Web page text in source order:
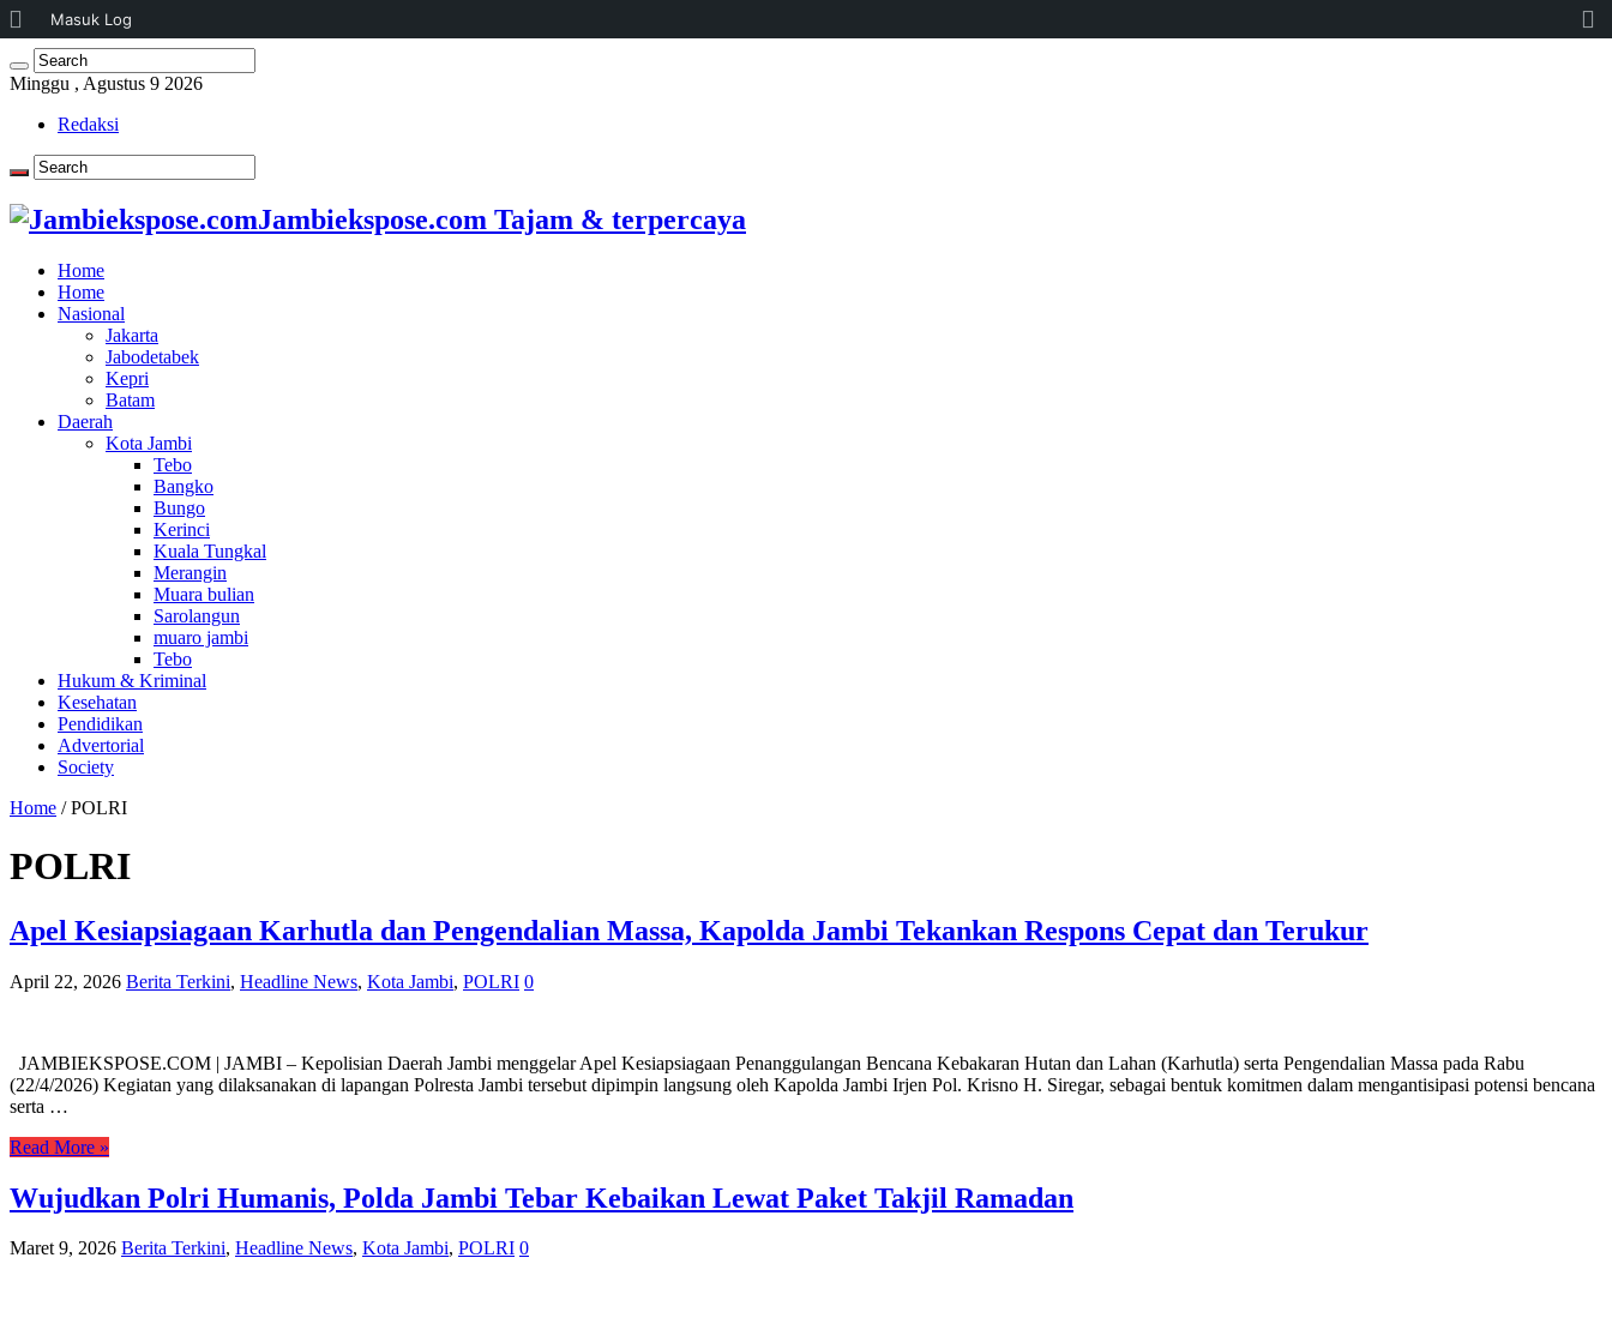
Minggu , Agustus 9 2026
Redaksi
Jambiekspose.com Tajam & terpercaya
Home
Home
Nasional
Jakarta
Jabodetabek
Kepri
Batam
Daerah
Kota Jambi
Tebo
Bangko
Bungo
Kerinci
Kuala Tungkal
Merangin
Muara bulian
Sarolangun
muaro jambi
Tebo
Hukum & Kriminal
Kesehatan
Pendidikan
Advertorial
Society
Home / POLRI
POLRI
Apel Kesiapsiagaan Karhutla dan Pengendalian Massa, Kapolda Jambi Tekankan Respons Cepat dan Terukur
April 22, 2026 Berita Terkini, Headline News, Kota Jambi, POLRI 0
JAMBIEKSPOSE.COM | JAMBI – Kepolisian Daerah Jambi menggelar Apel Kesiapsiagaan Penanggulangan Bencana Kebakaran Hutan dan Lahan (Karhutla) serta Pengendalian Massa pada Rabu
(22/4/2026) Kegiatan yang dilaksanakan di lapangan Polresta Jambi tersebut dipimpin langsung oleh Kapolda Jambi Irjen Pol. Krisno H. Siregar, sebagai bentuk komitmen dalam mengantisipasi potensi bencana
serta …
Read More »
Wujudkan Polri Humanis, Polda Jambi Tebar Kebaikan Lewat Paket Takjil Ramadan
Maret 9, 2026 Berita Terkini, Headline News, Kota Jambi, POLRI 0
Tentang
WordPress
Masuk Log